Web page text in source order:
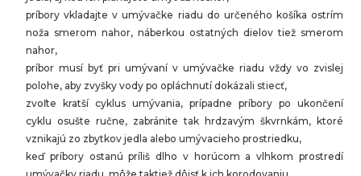
príbory vkladajte v umývačke riadu do určeného košíka ostrím
noža smerom nahor, náberkou ostatných dielov tiež smerom
nahor,
príbor musí byť pri umývaní v umývačke riadu vždy vo zvislej
polohe, aby zvyšky vody po opláchnutí dokázali stiecť,
zvoľte kratší cyklus umývania, prípadne príbory po ukončení
cyklu osušte ručne, zabránite tak hrdzavým škvrnkám, ktoré
vznikajú zo zbytkov jedla alebo umývacieho prostriedku,
keď príbory ostanú príliš dlho v horúcom a vlhkom prostredí